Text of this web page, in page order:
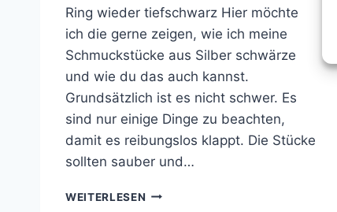
Ring wieder tiefschwarz Hier möchte
ich die gerne zeigen, wie ich meine
Schmuckstücke aus Silber schwärze
und wie du das auch kannst.
Grundsätzlich ist es nicht schwer. Es
sind nur einige Dinge zu beachten,
damit es reibungslos klappt. Die Stücke
sollten sauber und…
WEITERLESEN SILBER